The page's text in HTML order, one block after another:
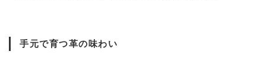
手元で育つ革の味わい